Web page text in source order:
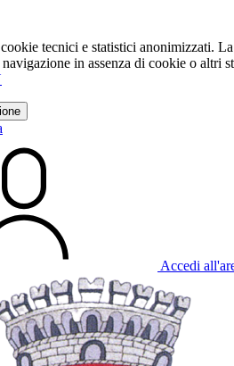
tecnici e statistici anonimizzati.
in assenza di cookie o altri
Accedi